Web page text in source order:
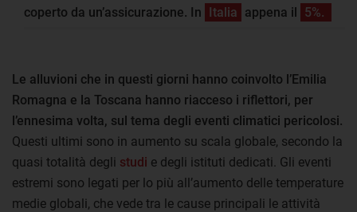
coperto da un’assicurazione. In Italia appena il 5%.
Le alluvioni che in questi giorni hanno coinvolto l’Emilia
Romagna e la Toscana hanno riacceso i riflettori, per
l’ennesima volta, sul tema degli eventi climatici pericolosi.
Questi ultimi sono in aumento su scala globale, secondo la
quasi totalità degli studi e degli istituti dedicati. Gli eventi
estremi sono legati per lo più all’aumento delle temperature
medie globali, che vede tra le cause principali le attività